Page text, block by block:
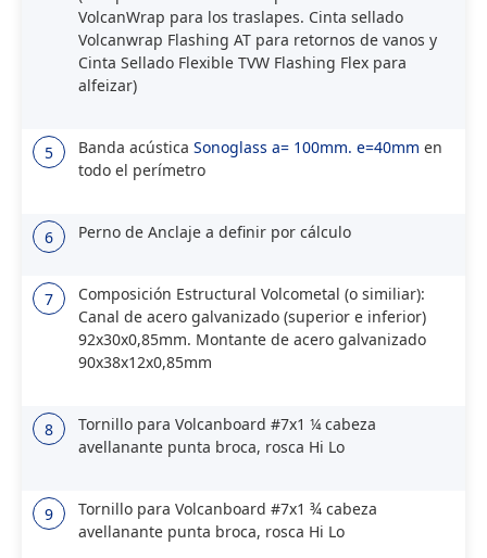
VolcanWrap para los traslapes. Cinta sellado
Volcanwrap Flashing AT para retornos de vanos y
Cinta Sellado Flexible TVW Flashing Flex para
alfeizar)
5 Banda acústica Sonoglass a= 100mm. e=40mm en
todo el perímetro
6 Perno de Anclaje a definir por cálculo
7
Composición Estructural Volcometal (o similiar):
Canal de acero galvanizado (superior e inferior)
92x30x0,85mm. Montante de acero galvanizado
90x38x12x0,85mm
8
Tornillo para Volcanboard #7x1 ¼ cabeza
avellanante punta broca, rosca Hi Lo
9
Tornillo para Volcanboard #7x1 ¾ cabeza
avellanante punta broca, rosca Hi Lo